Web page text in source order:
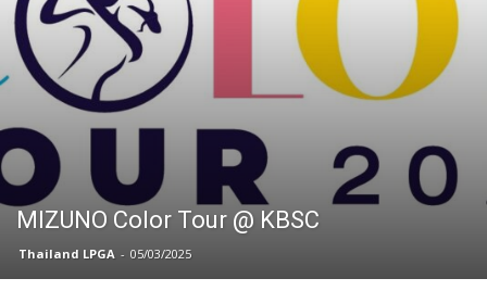
MIZUNO Color Tour @ KBSC
Thailand LPGA - 05/03/2025